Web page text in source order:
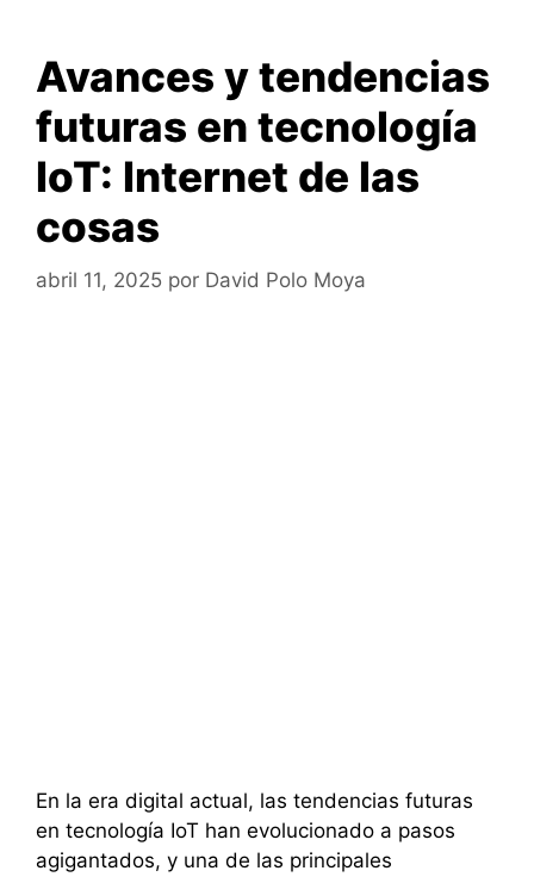
Avances y tendencias
futuras en tecnología
IoT: Internet de las
cosas
abril 11, 2025 por David Polo Moya
En la era digital actual, las tendencias futuras
en tecnología IoT han evolucionado a pasos
agigantados, y una de las principales